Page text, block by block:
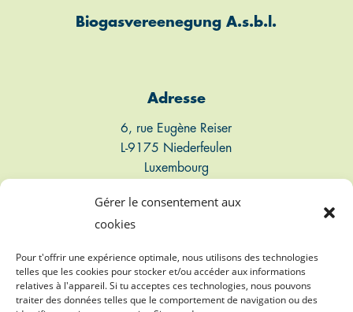
Gérer le consentement aux
cookies
Pour t'offrir une expérience optimale, nous utilisons des technologies
telles que les cookies pour stocker et/ou accéder aux informations
relatives à l'appareil. Si tu acceptes ces technologies, nous pouvons
traiter des données telles que le comportement de navigation ou des
Biogasvereenegung A.s.b.l.
Adresse
6, rue Eugène Reiser
L-9175 Niederfeulen
Luxembourg
T: +352 661 497 947
E: info@biogasvereenegung.lu